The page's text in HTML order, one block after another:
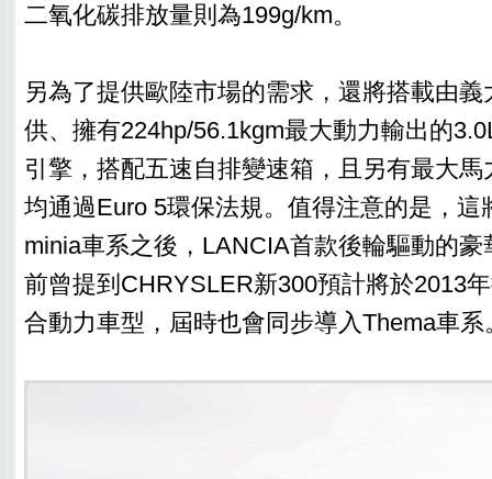
二氧化碳排放量則為199g/km。
另為了提供歐陸市場的需求，還將搭載由
供、擁有224hp/56.1kgm最大動力輸出的
引擎，搭配五速自排變速箱，且另有最大馬
均通過Euro 5環保法規。值得注意的是，這
minia車系之後，LANCIA首款後輪驅動的
前曾提到CHRYSLER新300預計將於2013
合動力車型，屆時也會同步導入Thema車系